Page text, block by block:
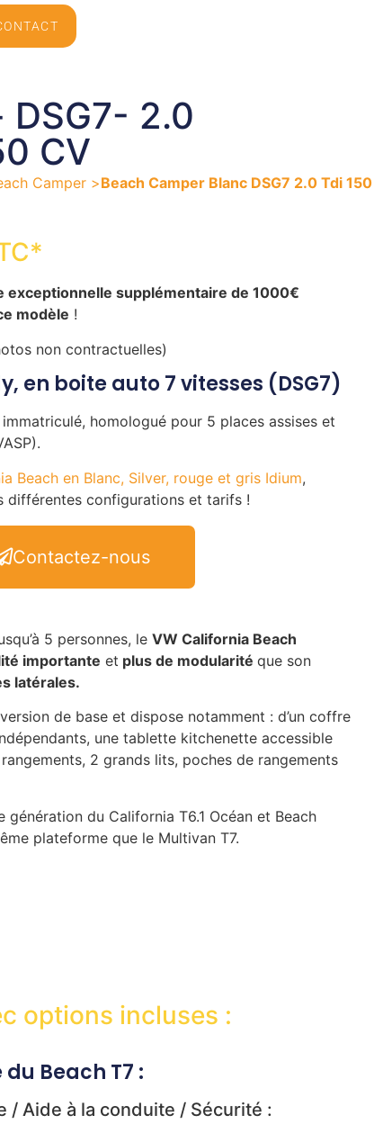
DSG7- 2.0
CV
Camper >Beach Camper Blanc DSG7 2.0 Tdi 150
Contactez-nous
5 personnes, le VW California Beach
importante et plus de modularité que son
latérales.
de base et dispose notamment : d’un coffre
une tablette kitchenette accessible
2 grands lits, poches de rangements
du California T6.1 Océan et Beach
plateforme que le Multivan T7.
exceptionnelle supplémentaire de 1000€
modèle !
non contractuelles)
en boite auto 7 vitesses (DSG7)
homologué pour 5 places assises et
Beach en Blanc, Silver, rouge et gris Idium,
différentes configurations et tarifs !
options incluses :
Beach T7 :
/ Aide à la conduite / Sécurité :